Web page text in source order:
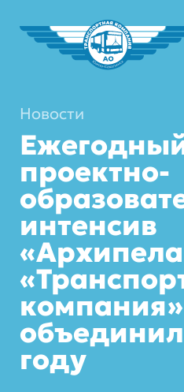
Новости
проектно-
интенсив
компания»
году